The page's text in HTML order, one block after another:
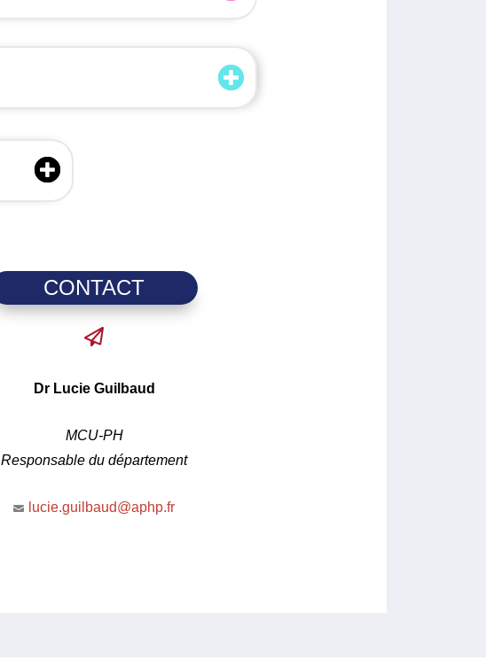
CONTACT
Dr Lucie Guilbaud
MCU-PH
Responsable du département
lucie.guilbaud@aphp.fr